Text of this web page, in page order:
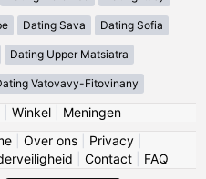
Dating Sava Dating Sofia
Dating Upper Matsiatra
Vatovavy-Fitovinany
| Winkel| Meningen
Over ons Privacy
Contact FAQ